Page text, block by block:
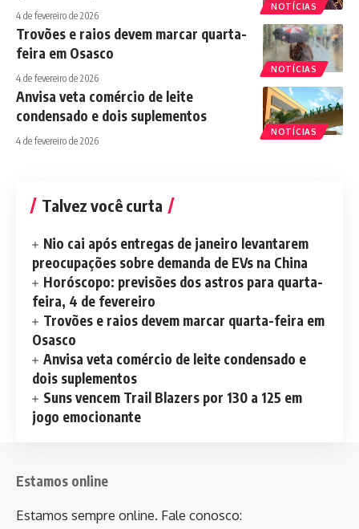
NOTÍCIAS
4 de fevereiro de 2026
NOTÍCIAS
Trovões e raios devem marcar quarta-
feira em Osasco
4 de fevereiro de 2026
NOTÍCIAS
Anvisa veta comércio de leite
condensado e dois suplementos
4 de fevereiro de 2026
Talvez você curta
Nio cai após entregas de janeiro levantarem
preocupações sobre demanda de EVs na China
Horóscopo: previsões dos astros para quarta-
feira, 4 de fevereiro
Trovões e raios devem marcar quarta-feira em
Osasco
Anvisa veta comércio de leite condensado e
dois suplementos
Suns vencem Trail Blazers por 130 a 125 em
jogo emocionante
Estamos online
Estamos sempre online. Fale conosco: